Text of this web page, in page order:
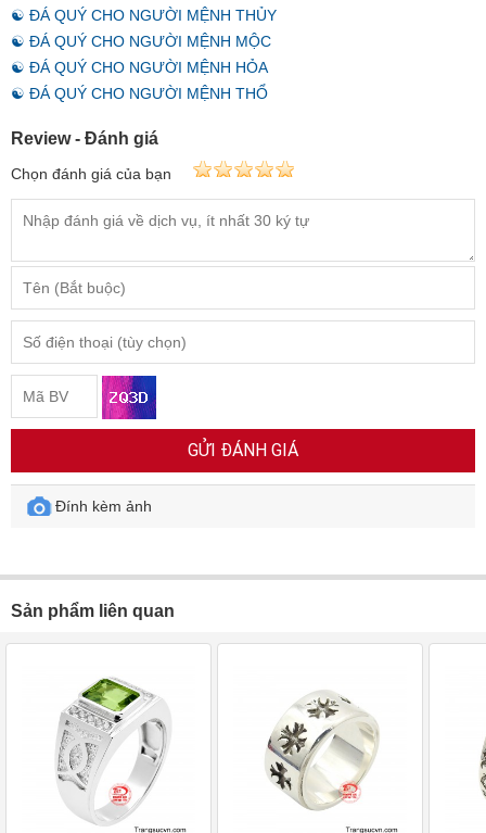
☯ ĐÁ QUÝ CHO NGƯỜI MỆNH THỦY
☯ ĐÁ QUÝ CHO NGƯỜI MỆNH MỘC
☯ ĐÁ QUÝ CHO NGƯỜI MỆNH HỎA
☯ ĐÁ QUÝ CHO NGƯỜI MỆNH THỔ
Review - Đánh giá
Chọn đánh giá của bạn
GỬI ĐÁNH GIÁ
Đính kèm ảnh
Sản phẩm liên quan